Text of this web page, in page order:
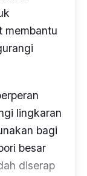
membantu
lingkaran
bagi
besar
diserap